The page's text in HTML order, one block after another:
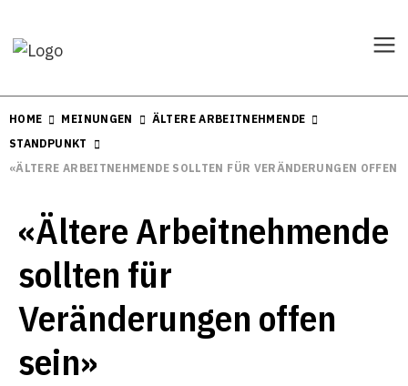
HOME MEINUNGEN
ÄLTERE ARBEITNEHMENDE
STANDPUNKT
«ÄLTERE ARBEITNEHMENDE SOLLTEN FÜR VERÄNDERUNGEN OFFEN
«Ältere Arbeitnehmende
sollten für
Veränderungen offen
sein»